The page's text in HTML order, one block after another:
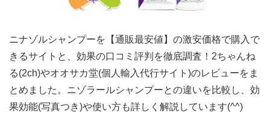
ニナゾルシャンプーを【通販最安値】の激安価格で購入で
きるサイトと、効果の口コミ評判を徹底調査！2ちゃんね
る(2ch)やオオサカ堂(個人輸入代行サイト)のレビューをま
とめました。ニゾラールシャンプーとの違いを比較し、効
果効能(写真つき)や使い方も詳しく解説しています(^^)